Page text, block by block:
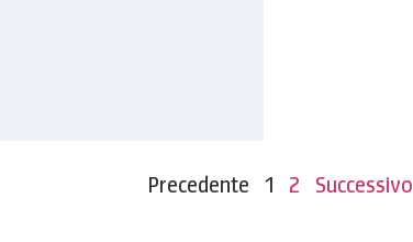
Precedente 1 2 Successivo